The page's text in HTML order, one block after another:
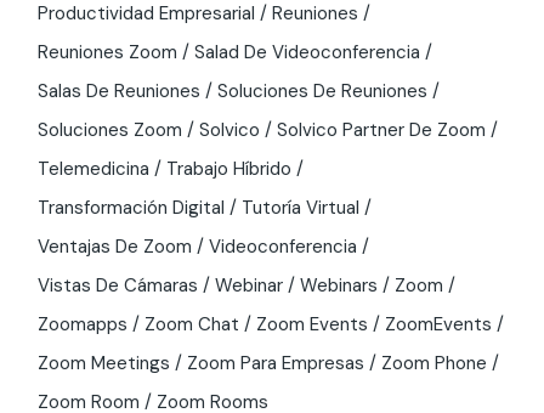
Productividad Empresarial
Reuniones
Reuniones Zoom
Salad De Videoconferencia
Salas De Reuniones
Soluciones De Reuniones
Soluciones Zoom
Solvico
Solvico Partner De Zoom
Telemedicina
Trabajo Híbrido
Transformación Digital
Tutoría Virtual
Ventajas De Zoom
Videoconferencia
Vistas De Cámaras
Webinar Webinars
Zoom
Zoomapps
Zoom Chat Zoom Events
ZoomEvents
Zoom Meetings
Zoom Para Empresas
Zoom Phone
Zoom Room
Zoom Rooms